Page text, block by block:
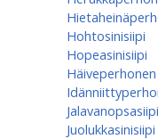
Hohtosinisiipi
Hopeasinisiipi
Häiveperhonen
Jalavanopsasiipi
Juolukkasinisiipi